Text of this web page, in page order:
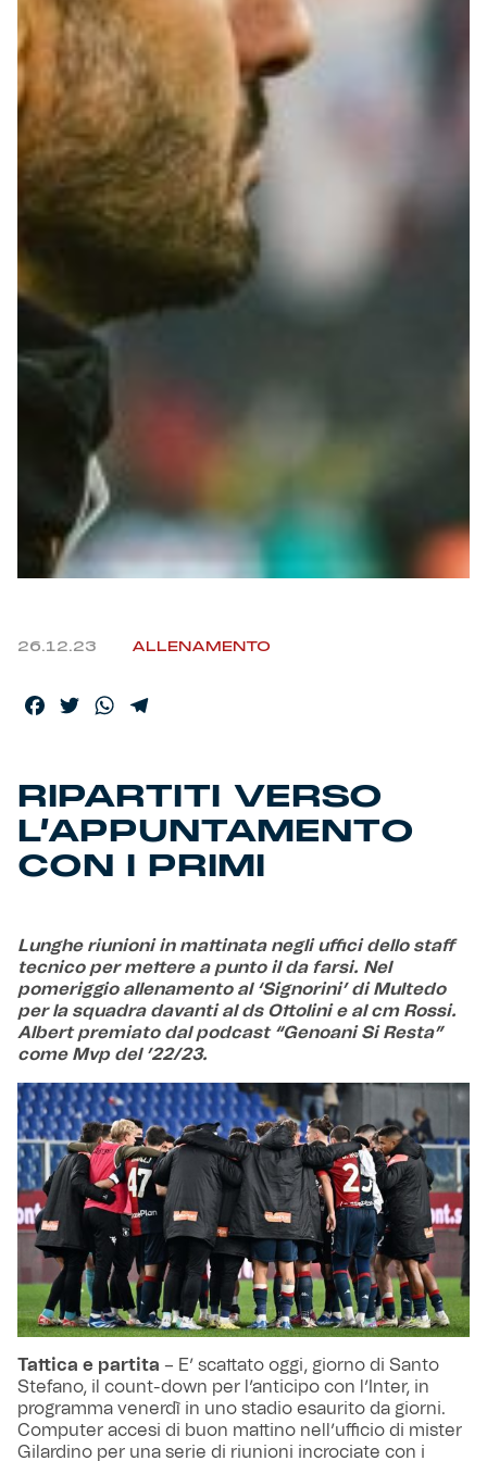
Robe di Kappa x Genoa
Vintage Collection
Red&Blue Voices
Kids
Accessori
Party
Caffè Boasi x Genoa
Helan x Genoa
Gift Card Online Store
Fortissimo batte il mio cuor
26.12.23 ALLENAMENTO
Facebook
TwitterWhatsApp
RIPARTITI VERSO
L’APPUNTAMENTO
CON I PRIMI
Lunghe riunioni in mattinata negli uffici dello staff
tecnico per mettere a punto il da farsi. Nel
pomeriggio allenamento al ‘Signorini’ di Multedo
per la squadra davanti al ds Ottolini e al cm Rossi.
Albert premiato dal podcast “Genoani Si Resta”
come Mvp del ’22/23.
Tattica e partita – E’ scattato oggi, giorno di Santo
Stefano, il count-down per l’anticipo con l’Inter, in
programma venerdì in uno stadio esaurito da giorni.
Computer accesi di buon mattino nell’ufficio di mister
Gilardino per una serie di riunioni incrociate con i